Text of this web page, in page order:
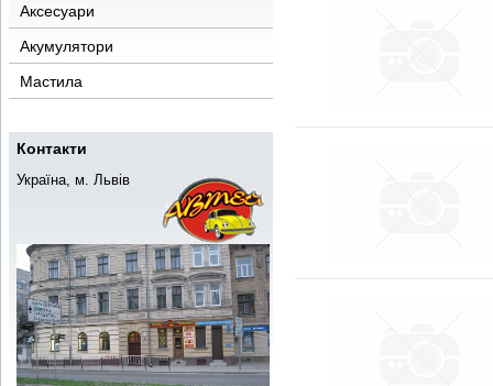
Аксесуари
Акумулятори
Мастила
Контакти
Україна, м. Львів